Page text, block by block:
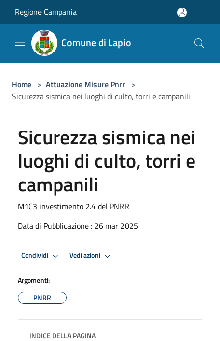
Regione Campania
Comune di Lapio
Home > Attuazione Misure Pnrr >
Sicurezza sismica nei luoghi di culto, torri e campanili
Sicurezza sismica nei
luoghi di culto, torri e
campanili
M1C3 investimento 2.4 del PNRR
Data di Pubblicazione : 26 mar 2025
Condividi Vedi azioni
Argomenti:
PNRR
INDICE DELLA PAGINA